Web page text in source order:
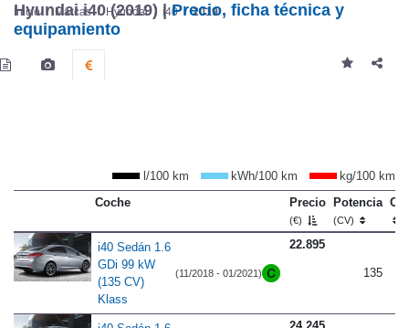
Inicio Marcas Hyundai i40 2019
Hyundai i40 (2019) |Precio, ficha técnica y
equipamiento
l/100 km kWh/100 km
kg/100 km
Coche
Precio
(€)
Potencia
(CV)
i40 Sedán 1.6
GDi 99 kW
(135 CV)
Klass
(11/2018 - 01/2021)
22.895
135